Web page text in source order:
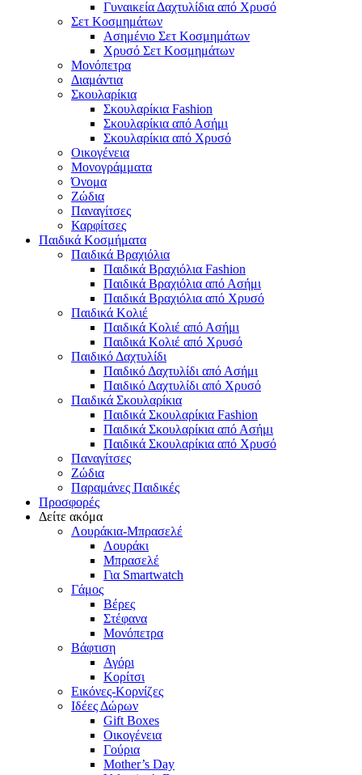
Γυναικεία Δαχτυλίδια από Χρυσό
Σετ Κοσμημάτων
Ασημένιο Σετ Κοσμημάτων
Χρυσό Σετ Κοσμημάτων
Μονόπετρα
Διαμάντια
Σκουλαρίκια
Σκουλαρίκια Fashion
Σκουλαρίκια από Ασήμι
Σκουλαρίκια από Χρυσό
Οικογένεια
Μονογράμματα
Όνομα
Ζώδια
Παναγίτσες
Καρφίτσες
Παιδικά Κοσμήματα
Παιδικά Βραχιόλια
Παιδικά Βραχιόλια Fashion
Παιδικά Βραχιόλια από Ασήμι
Παιδικά Βραχιόλια από Χρυσό
Παιδικά Κολιέ
Παιδικά Κολιέ από Ασήμι
Παιδικά Κολιέ από Χρυσό
Παιδικό Δαχτυλίδι
Παιδικό Δαχτυλίδι από Ασήμι
Παιδικό Δαχτυλίδι από Χρυσό
Παιδικά Σκουλαρίκια
Παιδικά Σκουλαρίκια Fashion
Παιδικά Σκουλαρίκια από Ασήμι
Παιδικά Σκουλαρίκια από Χρυσό
Παναγίτσες
Ζώδια
Παραμάνες Παιδικές
Προσφορές
Δείτε ακόμα
Λουράκια-Μπρασελέ
Λουράκι
Μπρασελέ
Για Smartwatch
Γάμος
Βέρες
Στέφανα
Μονόπετρα
Βάφτιση
Αγόρι
Κορίτσι
Εικόνες-Κορνίζες
Ιδέες Δώρων
Gift Boxes
Οικογένεια
Γούρια
Mother’s Day